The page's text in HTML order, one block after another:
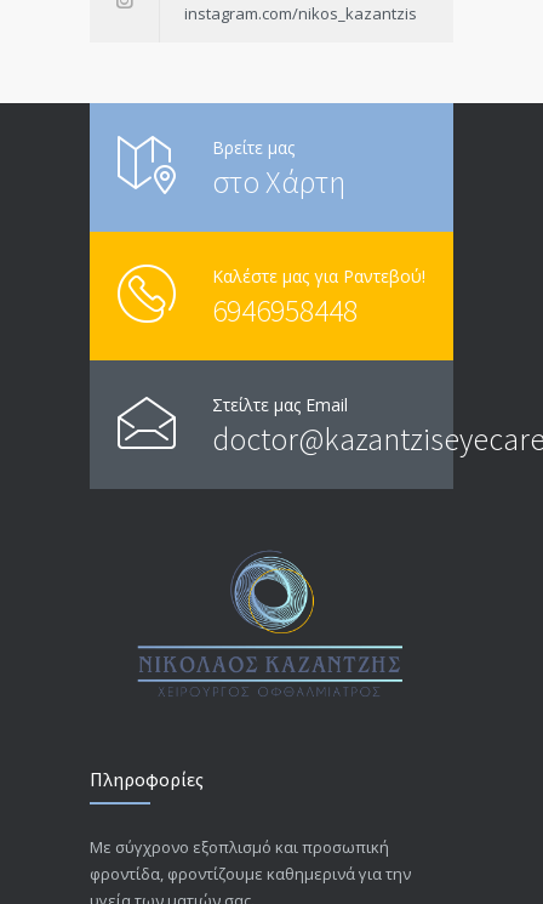
instagram.com/nikos_kazantzis
Βρείτε μας
στο Χάρτη
Καλέστε μας για Ραντεβού!
6946958448
Στείλτε μας Email
Πληροφορίες
Με σύγχρονο εξοπλισμό και προσωπική
φροντίδα, φροντίζουμε καθημερινά για την